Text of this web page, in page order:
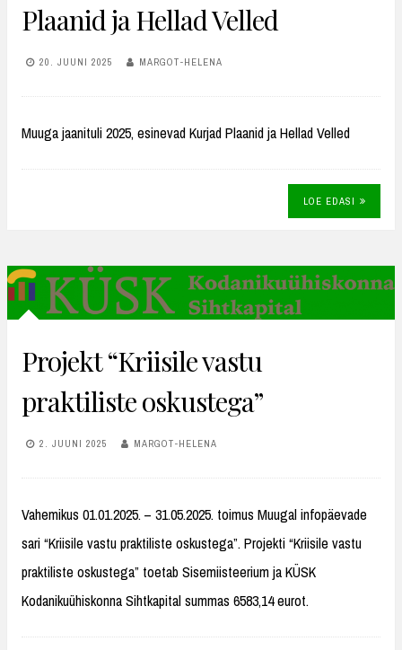
Plaanid ja Hellad Velled
20. JUUNI 2025 MARGOT-HELENA
Muuga jaanituli 2025, esinevad Kurjad Plaanid ja Hellad Velled
LOE EDASI
Projekt “Kriisile vastu
praktiliste oskustega”
2. JUUNI 2025 MARGOT-HELENA
Vahemikus 01.01.2025. – 31.05.2025. toimus Muugal infopäevade
sari “Kriisile vastu praktiliste oskustega”. Projekti “Kriisile vastu
praktiliste oskustega” toetab Sisemiisteerium ja KÜSK
Kodanikuühiskonna Sihtkapital summas 6583,14 eurot.